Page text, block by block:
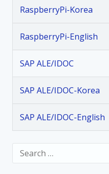
v
g
a
i
o
RaspberryPi-Korea
RaspberryPi-English
SAP ALE/IDOC
SAP ALE/IDOC-Korea
SAP ALE/IDOC-English